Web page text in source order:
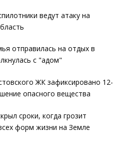
ведут атаку на
отправилась на отдых в
с "адом"
ЖК зафиксировано 12-
опасного вещества
сроки, когда грозит
форм жизни на Земле